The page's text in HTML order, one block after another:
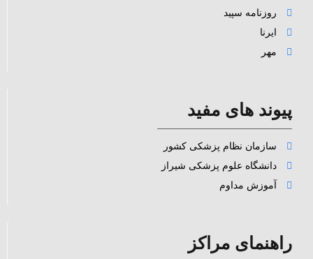
روزنامه سپید
ایرنا
مهر
پیوند های مفید
سازمان نظام پزشکی کشور
دانشگاه علوم پزشکی شیراز
آموزش مداوم
راهنمای مراکز